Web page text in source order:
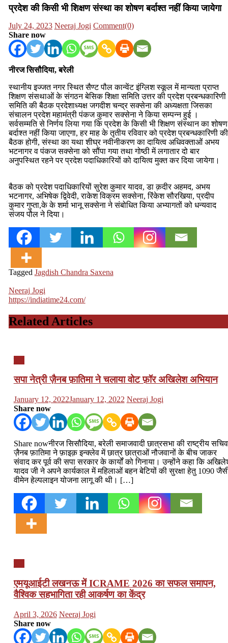
प्रदेश की किसी भी शिक्षण संस्था का शोषण बर्दाश्त नहीं किया जायेगा
Posted
on
July 24, 2023 Author
Neeraj Jogi Comment(0)
Share now
नीरज सिसौदिया, बरेली
स्थानीय इज्जत नगर स्थित सैण्ट पौल कान्वेंट इंग्लिश स्कूल में मान्यता प्राप्त
शिक्षण संसथाओं के संगठन बेसिक शिक्षा समिति उत्तर की प्रदेश प्रबन्धकारिणी
समिति की बैठक प्रदेशाध्यक्ष जगदीश चन्द्र सक्सेना की अध्यक्षता जिसका
संचालन प्रदेश महामंत्री पंकज कुमार सक्सेना ने किया सम्पन्न हुई ।
सर्वसम्मति से निर्णय लिया गया कि प्रदेश के किसी भी शिक्षण संस्थान का शोषण
बर्दाश्त नहीं किया जाएगा, हर माह के तृतीय रविवार को प्रदेश प्रबन्धकारिणी की
बैठक होगी, संस्था का यथा शीघ्र नवीनीकरण का दायित्व अधिवक्ताओं अभय
भटनागर व पंकज सक्सेना को सौंपा गया तथा गोष्ठी में लगातार दो बार
अनुपस्थित रहने पर प्रदेश पदाधिकारियों को दायित्व मुक्त कर दिया जायेगा।
बैठक को प्रदेश पदाधिकारियों सुरेश कुमार यादव, डा क़दीर अहमद, अभय
भटनागर, अभिषेक द्विवेदी, राकेश विक्रम सक्सेना, रिंकेश सौरखिया, प्रदीप
कुमार गुप्ता,के के शर्मा भानू सक्सेना ने संबोधित किया अभ्यागतों को धन्यवाद
संजय पौल ने दिया।
Tagged Jagdish Chandra Saxena
Neeraj Jogi
https://indiatime24.com/
Related Articles
यूपी
सपा नेत्री ज़ैनब फ़ातिमा ने चलाया वोट फ़ॉर अखिलेश अभियान
Posted
on
January 12, 2022January 12, 2022 Author
Neeraj Jogi
Share now
Share nowनीरज सिसौदिया, बरेली समाजवादी छात्रसभा की राष्ट्रीय सचिव
ज़ैनब फ़ातिमा ने फ़ाइक़ इन्क्लेव में छात्र छात्राओं नौजवानों के बीच जाकर
संवाद कर पूर्व की सपा सरकार के कार्यों को गिनाया। उन्होंने कहा कि
यादव जी ने अपने कार्यकाल में महिलाओं बहन बेटियों की सुरक्षा हेतु 1090
वीमेन हेल्पलाइन योजना लागू की थी। […]
यूपी
एमयूआईटी लखनऊ में ICRAME 2026 का सफल समापन,
वैश्विक सहभागिता रही आकर्षण का केंद्र
Posted
on
April 3, 2026 Author
Neeraj Jogi
Share now